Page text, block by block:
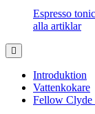
Espresso
alla artiklar
Introduktion
Vattenkokare
Fellow Clyde